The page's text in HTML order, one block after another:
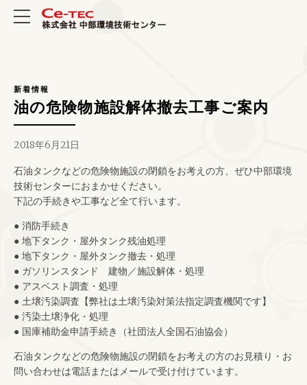
新着情報
油の危険物施設解体撤去工事ご案内
2018年6月21日
石油タンクなどの危険物施設の閉鎖をお考えの方、ぜひ中部環境
技術センターにおまかせください。
下記の手続きや工事など全て行います。
● 消防手続き
● 地下タンク・屋外タンク残油処理
● 地下タンク・屋外タンク撤去・処理
● ガソリンスタンド 建物／施設解体・処理
● アスベスト調査・処理
● 土壌汚染調査【弊社は土壌汚染対策法指定調査機関です】
● 汚染土壌浄化・処理
● 国庫補助金申請手続き（社団法人全国石油協会）
石油タンクなどの危険物施設の閉鎖をお考えの方のお見積り・お
問い合わせは電話またはメールで受け付けています。